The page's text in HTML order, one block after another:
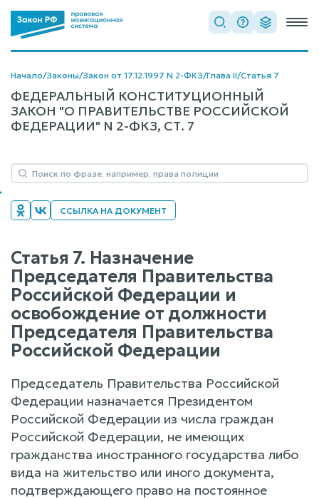
Начало/Законы/Закон от 17.12.1997 N 2-ФКЗ/Глава II/Статья 7
ФЕДЕРАЛЬНЫЙ КОНСТИТУЦИОННЫЙ
ЗАКОН "О ПРАВИТЕЛЬСТВЕ РОССИЙСКОЙ
ФЕДЕРАЦИИ" N 2-ФКЗ, СТ. 7
ССЫЛКА НА ДОКУМЕНТ
Статья 7. Назначение
Председателя Правительства
Российской Федерации и
освобождение от должности
Председателя Правительства
Российской Федерации
Председатель Правительства Российской
Федерации назначается Президентом
Российской Федерации из числа граждан
Российской Федерации, не имеющих
гражданства иностранного государства либо
вида на жительство или иного документа,
подтверждающего право на постоянное